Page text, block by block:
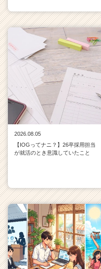
2026.08.05
【IOGってナニ？】26卒採用担当
が就活のとき意識していたこと